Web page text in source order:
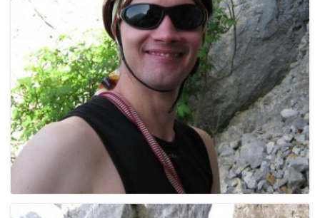
e
n
a